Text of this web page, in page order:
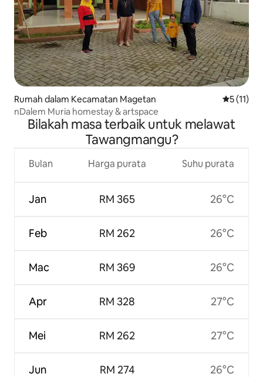
Rumah dalam Kecamatan Magetan
5 (11)
nDalem Muria homestay & artspace
Bilakah masa terbaik untuk melawat
Tawangmangu?
Bulan
Jan
Feb
Mac
Apr
Mei
Jun
Harga purata
RM 365
RM 262
RM 369
RM 328
RM 262
RM 274
Suhu purata
26°C
26°C
26°C
27°C
27°C
26°C